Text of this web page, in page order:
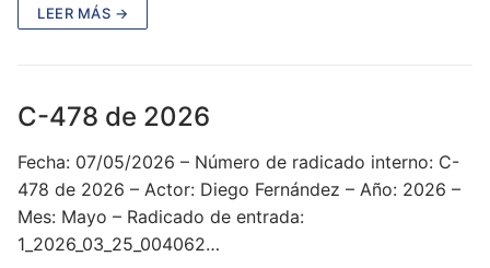
LEER MÁS →
C-478 de 2026
Fecha: 07/05/2026 – Número de radicado interno: C-
478 de 2026 – Actor: Diego Fernández – Año: 2026 –
Mes: Mayo – Radicado de entrada:
1_2026_03_25_004062…